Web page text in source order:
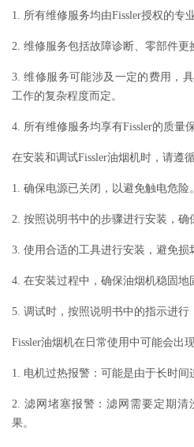
1. 所有维修服务均由Fissler授权的专
2. 维修服务包括故障诊断、零部件更
3. 维修服务可能涉及一定的费用，
工作的复杂程度而定。
4. 所有维修服务均享有Fissler的质量保
在安装和调试Fissler油烟机时，请遵
1. 确保电源已关闭，以避免触电危险。
2. 按照说明书中的步骤进行安装，确
3. 使用合适的工具进行安装，避免损
4. 在安装过程中，确保油烟机稳固地
5. 调试时，按照说明书中的指示进行
Fissler油烟机在日常使用中可能会出
1. 电机过热报警：可能是由于长时间
2. 滤网堵塞报警：滤网需要定期清
果。